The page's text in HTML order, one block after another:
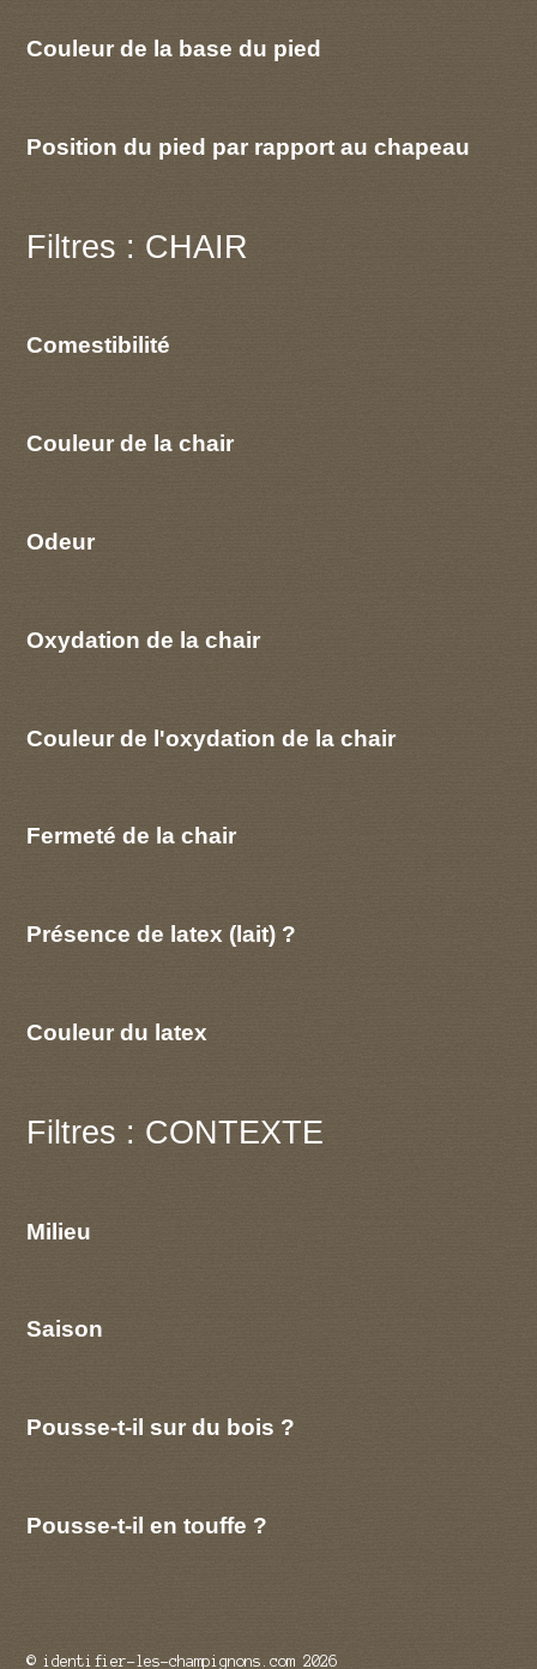
Couleur de la base du pied
Position du pied par rapport au chapeau
Filtres : CHAIR
Comestibilité
Couleur de la chair
Odeur
Oxydation de la chair
Couleur de l'oxydation de la chair
Fermeté de la chair
Présence de latex (lait) ?
Couleur du latex
Filtres : CONTEXTE
Milieu
Saison
Pousse-t-il sur du bois ?
Pousse-t-il en touffe ?
© identifier-les-champignons.com 2026